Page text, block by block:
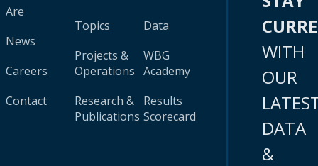
Are
News
Careers
Contact
Topics
Projects &
Operations
Research &
Publications
Data
WBG
Academy
Results
Scorecard
WITH
OUR
DATA
&